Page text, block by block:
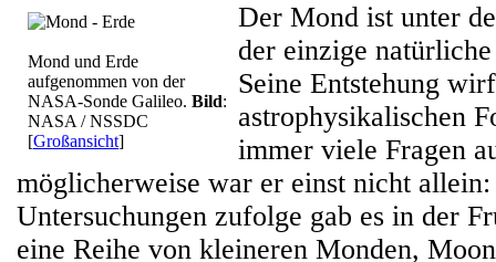
Mond und Erde
aufgenommen von der
NASA-Sonde Galileo. Bild:
NASA / NSSDC
[Großansicht]
Der Mond ist unter
der einzige
Seine Entstehung
astrophysikalischen
immer viele Fragen
möglicherweise war er einst nicht allein:
Untersuchungen zufolge gab es in der
eine Reihe von kleineren Monden,